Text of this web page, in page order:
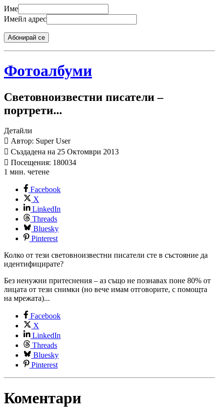
Име
Имейл адрес
Абонирай се
Фотоалбуми
Световноизвестни писатели –
портрети...
Детайли
Автор: Super User
Създадена на 25 Октомври 2013
Посещения: 180034
1 мин. четене
Facebook
X
LinkedIn
Threads
Bluesky
Pinterest
Колко от тези световноизвестни писатели сте в състояние да
идентифицирате?
Без ненужни притеснения – аз също не познавах поне 80% от
лицата от тези снимки (но вече имам отговорите, с помощта
на мрежата)...
Facebook
X
LinkedIn
Threads
Bluesky
Pinterest
Коментари